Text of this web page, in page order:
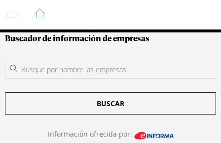
Guía de Empresas Colombianas
Buscador de información de empresas
BUSCAR
Información ofrecida por: